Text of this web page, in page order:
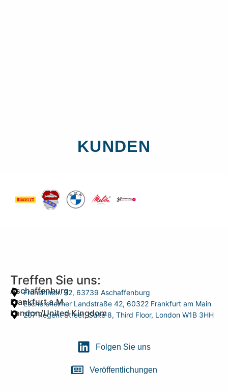
KUNDEN
Treffen Sie uns:
Aschaffenburg
Frohsinnstr. 32, 63739 Aschaffenburg
Frankfurt a.M.
Eschersheimer Landstraße 42, 60322 Frankfurt am Main
London/United Kingdom
207 Regent Street, Suite 8, Third Floor, London W1B 3HH
Folgen Sie uns
Veröffentlichungen